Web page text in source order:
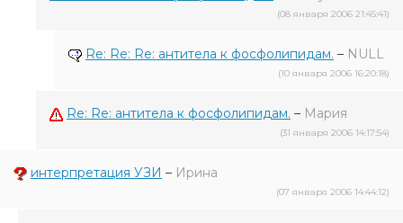
(08 января 2006 21:45:41)
Re: Re: Re: антитела к фосфолипидам. – NULL
(10 января 2006 16:20:18)
Re: Re: антитела к фосфолипидам. – Мария
(31 января 2006 14:17:54)
интерпретация УЗИ – Ирина
(07 января 2006 14:44:12)